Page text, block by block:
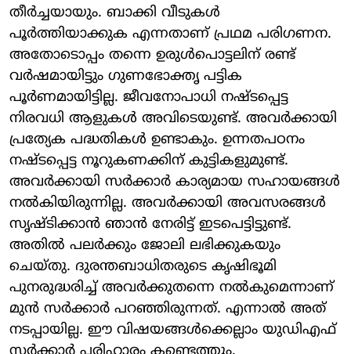
തീര്‍ച്ചയായും. ബാക്കി വീടുകള്‍
പൂര്‍ത്തിയാക്കുക എന്നതാണ് പ്രഥമ പരിഗണന.
അതോടൊപ്പം തന്നെ ഉരുള്‍പൊട്ടലിന് രണ്ട്
വര്‍ഷമായിട്ടും ഗുണഭോക്തൃ പട്ടിക
പൂര്‍ണമായിട്ടില്ല. ജീവനോപാധി നഷ്ടപ്പെട്ട
നിരവധി ആളുകള്‍ അവിടെയുണ്ട്. അവര്‍ക്കായി
പ്രത്യേക പദ്ധതികള്‍ ഉണ്ടാകും. ഉന്നതപഠനം
നഷ്ടപ്പെട്ട നൂറുകണക്കിന് കുട്ടികളുമുണ്ട്.
അവര്‍ക്കായി സര്‍ക്കാര്‍ കാര്യമായ സഹായങ്ങള്‍
നല്‍കിയിരുന്നില്ല. അവര്‍ക്കായി അവസരങ്ങള്‍
സൃഷ്ടിക്കാന്‍ ഞാന്‍ നേരിട്ട് ഇടപെട്ടിട്ടുണ്ട്.
അതില്‍ പലര്‍ക്കും ജോലി ലഭിക്കുകയും
ചെയ്തു. ദുരന്തബാധിതരുടെ കൃഷിഭൂമി
പുനരുദ്ധരിച്ച് അവര്‍ക്കുതന്നെ നല്‍കുമെന്നാണ്
മുന്‍ സര്‍ക്കാര്‍ പറഞ്ഞിരുന്നത്. എന്നാല്‍ അത്
നടപ്പായില്ല. ഈ വിഷയങ്ങള്‍ക്കെല്ലാം യുഡിഎഫ്